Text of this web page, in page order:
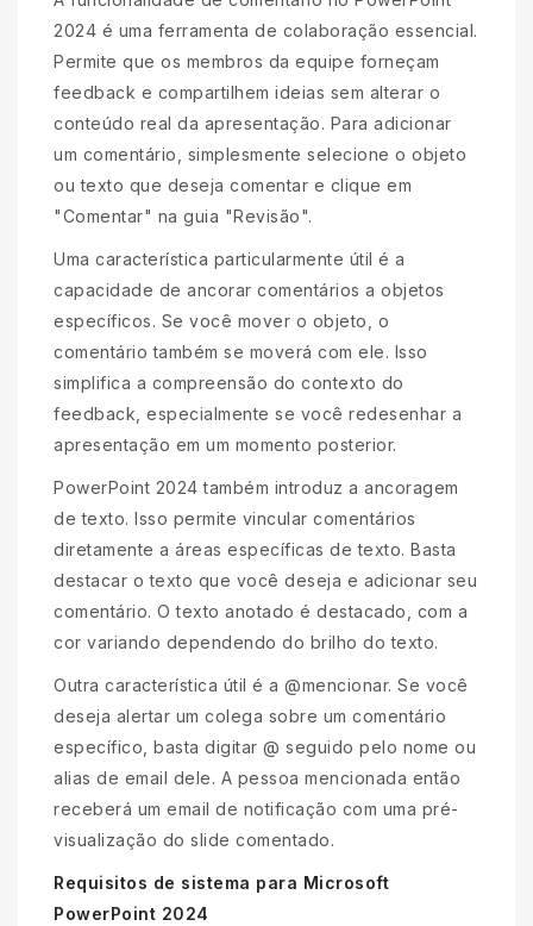
2024 é uma ferramenta de colaboração essencial.
Permite que os membros da equipe forneçam
feedback e compartilhem ideias sem alterar o
conteúdo real da apresentação. Para adicionar
um comentário, simplesmente selecione o objeto
ou texto que deseja comentar e clique em
"Comentar" na guia "Revisão".
Uma característica particularmente útil é a
capacidade de ancorar comentários a objetos
específicos. Se você mover o objeto, o
comentário também se moverá com ele. Isso
simplifica a compreensão do contexto do
feedback, especialmente se você redesenhar a
apresentação em um momento posterior.
PowerPoint 2024 também introduz a ancoragem
de texto. Isso permite vincular comentários
diretamente a áreas específicas de texto. Basta
destacar o texto que você deseja e adicionar seu
comentário. O texto anotado é destacado, com a
cor variando dependendo do brilho do texto.
Outra característica útil é a @mencionar. Se você
deseja alertar um colega sobre um comentário
específico, basta digitar @ seguido pelo nome ou
alias de email dele. A pessoa mencionada então
receberá um email de notificação com uma pré-
visualização do slide comentado.
Requisitos de sistema para Microsoft
PowerPoint 2024